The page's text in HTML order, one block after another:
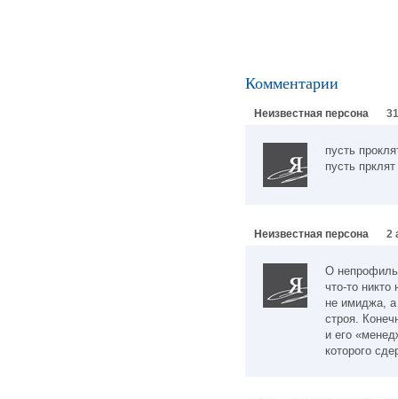
Комментарии
Неизвестная персона
пусть
пусть
Неизвестная персона 2
О
что-то
не имиджа, а
строя.
и его
которого